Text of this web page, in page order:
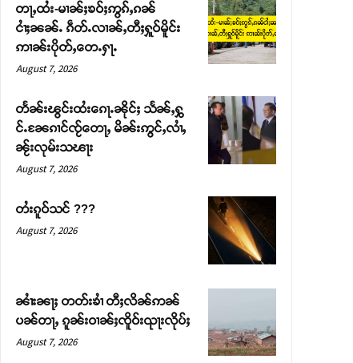
တႃႇထႆး-မၢၼ်ႈၶဝ်ႈဢွၵ်ႇၵၼ်
ငၢႆႈၼၼ်ႉ ၵဵတ်ႉလၢၼ်ႇတီႈႁူဝ်မိူင်း
ဢၢၼ်းပိုတ်ႇတေႉႁႃႉ
August 7, 2026
တႅၼ်းၽွင်းထႆးၵေႃႉၼိုင်ႈ သႅၼ်ႇႁွ
င်ႉၼႄၵၢင်ၸႂ်တေႃႇ မိၼ်းဢွင်ႇလၢႆႇ
ၼႂ်းလုမ်းသၽႃး
August 7, 2026
တႆးၵူဝ်သင် ???
August 7, 2026
ၼၢႆးၼႃႈ တတ်းၶၢႆ တီႈလိၼ်ဢၼ်
ပၼ်တႃႇ ၵူၼ်းဝၢၼ်ႈၸိူဝ်းၺႃးလိုပ်ႈ
August 7, 2026